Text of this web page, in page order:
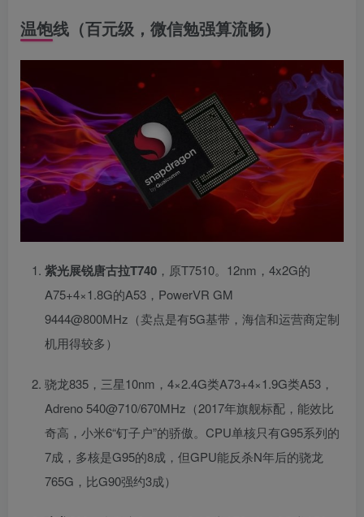
温饱线（百元级，微信勉强算流畅）
紫光展锐唐古拉T740 ，原T7510。12nm，4x2G的
A75+4×1.8G的A53，PowerVR GM
9444@800MHz（卖点是有5G基带，海信和运营商定制
机用得较多）
骁龙835，三星10nm，4×2.4G类A73+4×1.9G类A53，
Adreno 540@710/670MHz（2017年旗舰标配，能效比
奇高，小米6“钉子户”的骄傲。CPU单核只有G95系列的
7成，多核是G95的8成，但GPU能反杀N年后的骁龙
765G，比G90强约3成）